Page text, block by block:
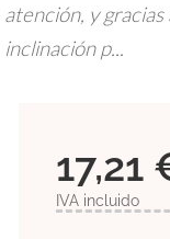
atención, y
inclinación p...
17,21
IVA incluido